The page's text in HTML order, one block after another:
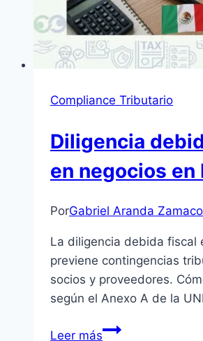
Compliance Tributario
Diligencia
en negocios en
PorGabriel Aranda
La diligencia debida fiscal
previene contingencias
socios y proveedores.
según el Anexo A de la
Leer másDiligencia